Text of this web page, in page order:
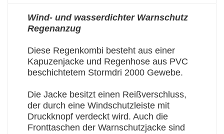
Wind- und wasserdichter Warnschutz
Regenanzug
Diese Regenkombi besteht aus einer
Kapuzenjacke und Regenhose aus PVC
beschichtetem Stormdri 2000 Gewebe.
Die Jacke besitzt einen Reißverschluss,
der durch eine Windschutzleiste mit
Druckknopf verdeckt wird. Auch die
Fronttaschen der Warnschutzjacke sind